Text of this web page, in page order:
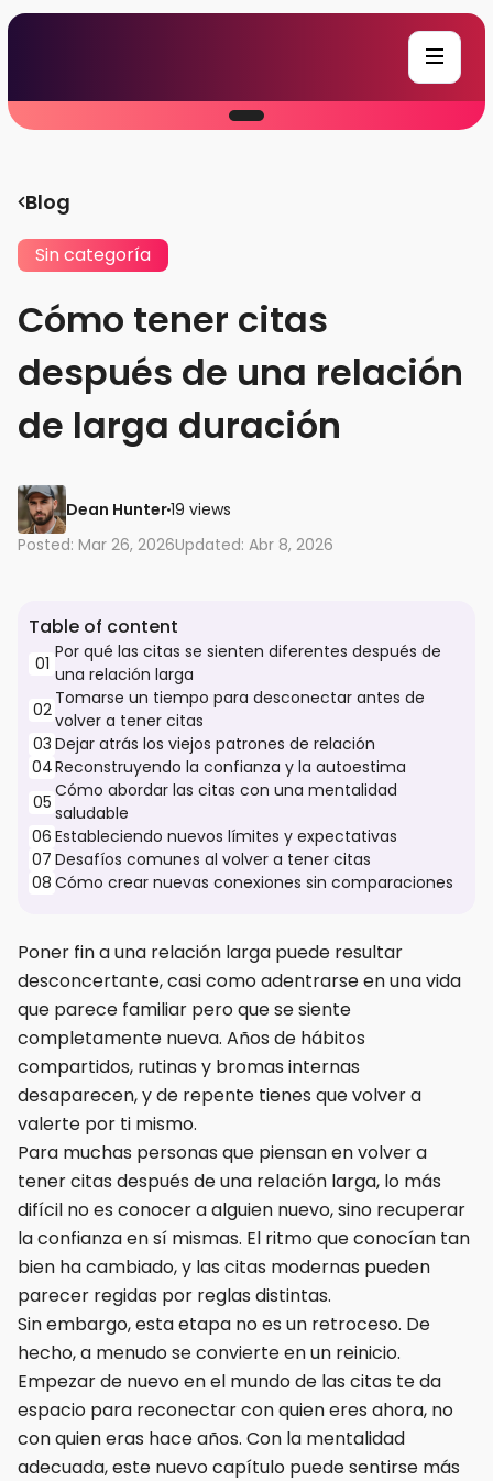
Blog
Sin categoría
Cómo tener citas
después de una relación
de larga duración
Dean Hunter19 views
Posted: Mar 26, 2026Updated: Abr 8, 2026
Poner fin a una relación larga puede resultar
desconcertante, casi como adentrarse en una vida
que parece familiar pero que se siente
completamente nueva. Años de hábitos
compartidos, rutinas y bromas internas
desaparecen, y de repente tienes que volver a
valerte por ti mismo.
Para muchas personas que piensan en volver a
tener citas después de una relación larga, lo más
difícil no es conocer a alguien nuevo, sino recuperar
la confianza en sí mismas. El ritmo que conocían tan
bien ha cambiado, y las citas modernas pueden
parecer regidas por reglas distintas.
Sin embargo, esta etapa no es un retroceso. De
hecho, a menudo se convierte en un reinicio.
Empezar de nuevo en el mundo de las citas te da
espacio para reconectar con quien eres ahora, no
con quien eras hace años. Con la mentalidad
adecuada, este nuevo capítulo puede sentirse más
Table of content
01
Por qué las citas se sienten diferentes después de
una relación larga
02
Tomarse un tiempo para desconectar antes de
volver a tener citas
03 Dejar atrás los viejos patrones de relación
04Reconstruyendo la confianza y la autoestima
05
Cómo abordar las citas con una mentalidad
saludable
06 Estableciendo nuevos límites y expectativas
07 Desafíos comunes al volver a tener citas
08 Cómo crear nuevas conexiones sin comparaciones